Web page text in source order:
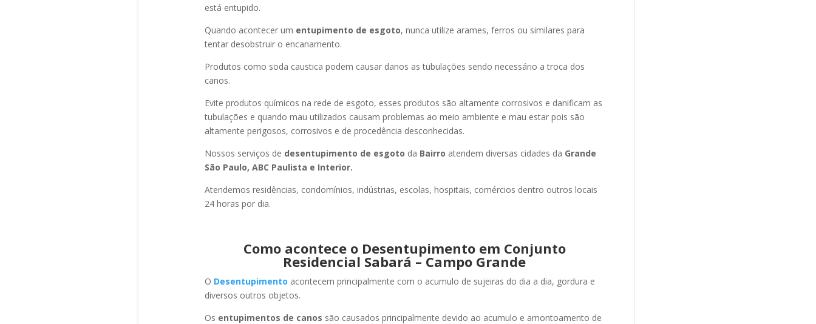
está entupido.
Quando acontecer um entupimento de esgoto, nunca utilize arames, ferros ou similares para
tentar desobstruir o encanamento.
Produtos como soda caustica podem causar danos as tubulações sendo necessário a troca dos
canos.
Evite produtos químicos na rede de esgoto, esses produtos são altamente corrosivos e danificam as
tubulações e quando mau utilizados causam problemas ao meio ambiente e mau estar pois são
altamente perigosos, corrosivos e de procedência desconhecidas.
Nossos serviços de desentupimento de esgoto da Bairro atendem diversas cidades da Grande
São Paulo, ABC Paulista e Interior.
Atendemos residências, condomínios, indústrias, escolas, hospitais, comércios dentro outros locais
24 horas por dia.
Como acontece o Desentupimento em Conjunto
Residencial Sabará – Campo Grande
O Desentupimento acontecem principalmente com o acumulo de sujeiras do dia a dia, gordura e
diversos outros objetos.
Os entupimentos de canos são causados principalmente devido ao acumulo e amontoamento de